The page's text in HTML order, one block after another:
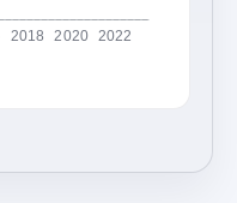
2018 2020 2022